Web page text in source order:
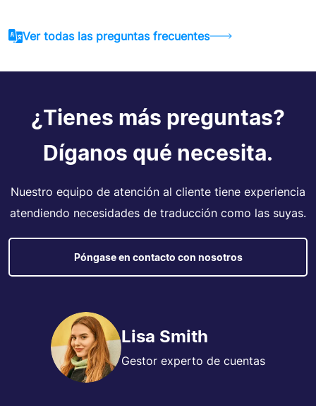
Ver todas las preguntas frecuentes
¿Tienes más preguntas?
Díganos qué necesita.
Nuestro equipo de atención al cliente tiene experiencia
atendiendo necesidades de traducción como las suyas.
Póngase en contacto con nosotros
Lisa Smith
Gestor experto de cuentas